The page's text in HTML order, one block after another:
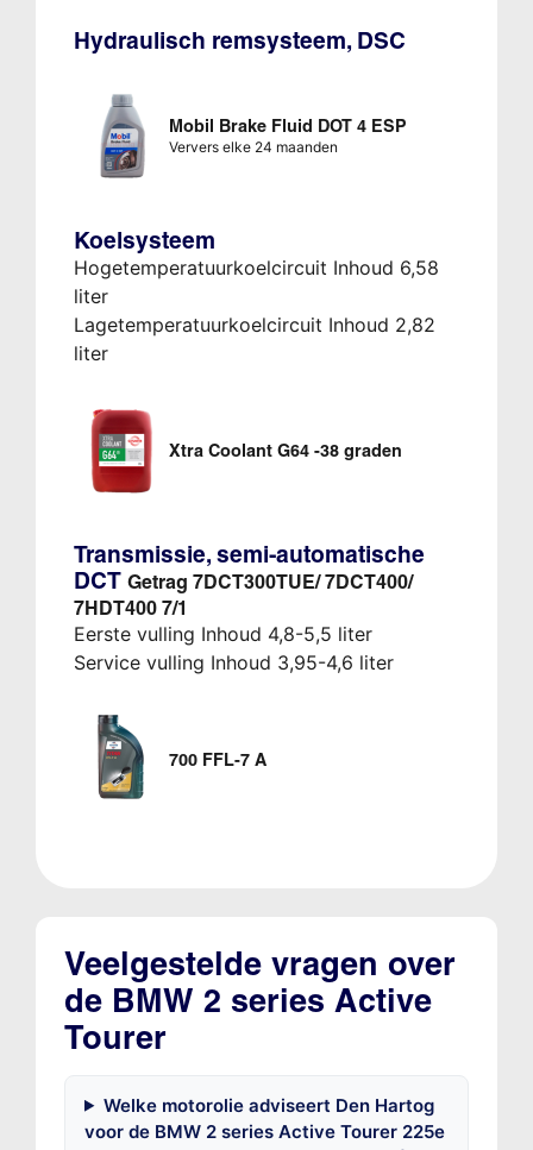
Hydraulisch remsysteem, DSC
Mobil Brake Fluid DOT 4 ESP
Ververs elke 24 maanden
Koelsysteem
Hogetemperatuurkoelcircuit Inhoud 6,58
liter
Lagetemperatuurkoelcircuit Inhoud 2,82
liter
Xtra Coolant G64 -38 graden
Transmissie, semi-automatische
DCT Getrag 7DCT300TUE/ 7DCT400/
7HDT400 7/1
Eerste vulling Inhoud 4,8-5,5 liter
Service vulling Inhoud 3,95-4,6 liter
700 FFL-7 A
Veelgestelde vragen over
de BMW 2 series Active
Tourer
Welke motorolie adviseert Den Hartog
voor de BMW 2 series Active Tourer 225e